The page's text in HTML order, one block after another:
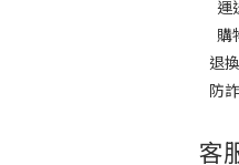
運
購
退
防
客